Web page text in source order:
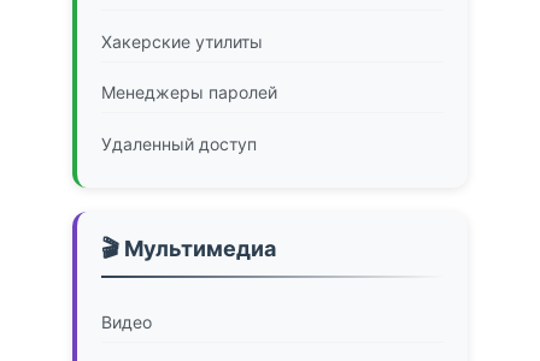
Хакерские утилиты
Менеджеры паролей
Удаленный доступ
🎬 Мультимедиа
Видео